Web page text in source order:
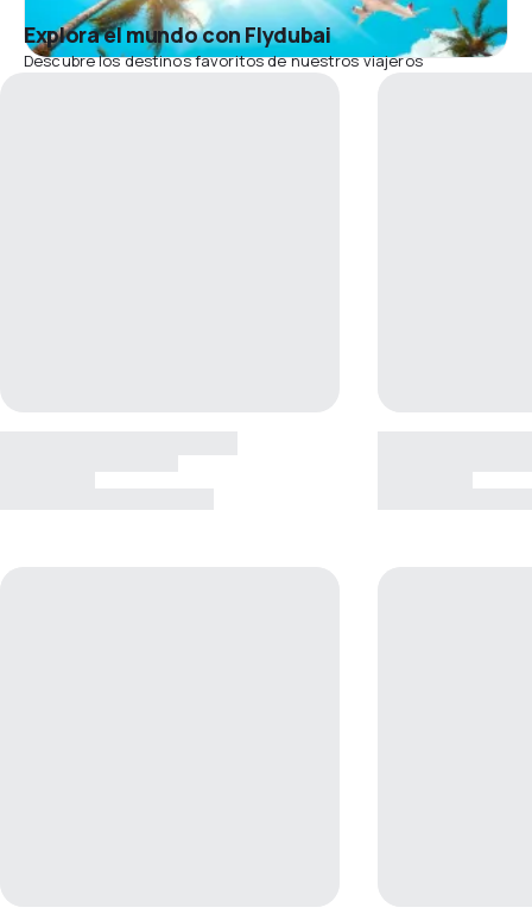
Explora el mundo con Flydubai
Descubre los destinos favoritos de nuestros viajeros